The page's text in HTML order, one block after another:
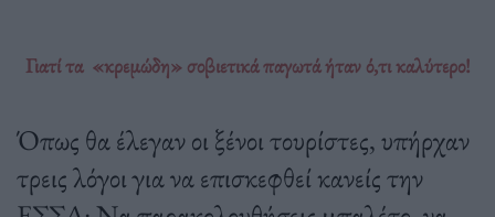
Γιατί τα «κρεμώδη» σοβιετικά παγωτά ήταν ό,τι καλύτερο!
Όπως θα έλεγαν οι ξένοι τουρίστες, υπήρχαν
τρεις λόγοι για να επισκεφθεί κανείς την